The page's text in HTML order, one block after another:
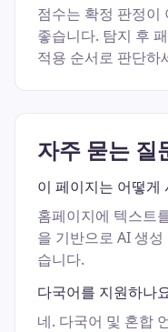
점수는 확정 판정이
좋습니다. 탐지 후
적용 순서로 판단하
자주 묻는 질
이 페이지는 어떻게
홈페이지에 텍스트
을 기반으로 AI 생
습니다.
다국어를 지원하나
네. 다국어 및 혼합